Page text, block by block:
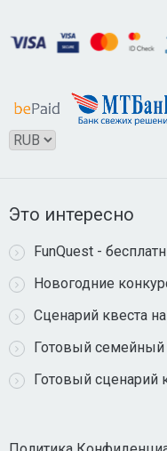
Это интересно
FunQuest -
Новогодние
Сценарий квеста
Готовый семейный
Готовый сценарий